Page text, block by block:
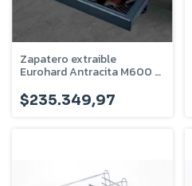
Zapatero extraible
Eurohard Antracita M600 -
$235.349,97